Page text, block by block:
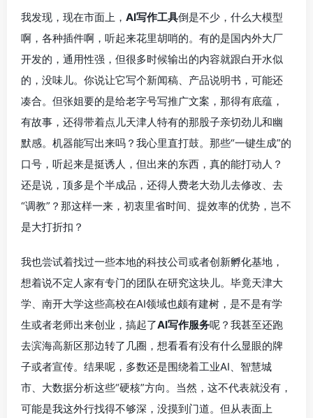
我发现，现在市面上， AI写作工具倒是不少，什么大模型
啊，各种插件啊，听起来花里胡哨的。有的是国内外大厂
开发的，通用性强，但很多时候输出的内容就跟白开水似
的，没味儿。你说让它写个新闻稿、产品说明书，可能还
凑合。但张姐要的是给老字号写推广文案，那得有底蕴，
有故事，还得带着点儿天津人特有的那股子亲切劲儿和幽
默感。机器能写出来吗？我心里直打鼓。那些“一键生成”的
口号，听起来是挺诱人，但出来的东西，真的能打动人？
还是说，顶多是个半成品，还得人费老大劲儿去修改、去
“调教”？那这样一来，初衷里省时间、提效率的优势，岂不
是大打折扣？
我也尝试着找过一些本地的科技公司或者创新孵化基地，
想着说不定人家有专门的团队在研究这块儿。毕竟天津大
学、南开大学这些高校在AI领域也颇有建树，是不是有学
生或者老师出来创业，搞起了AI写作服务呢？我甚至还跑
去滨海高新区那边转了几圈，想看看有没有什么显眼的牌
子或者宣传。结果呢，多数还是围绕着工业AI、智慧城
市、大数据分析这些“硬核”方向。当然，这不代表就没有，
可能是我这外行找得不够深，没摸到门道。但从表面上